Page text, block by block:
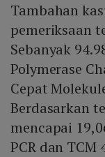
Tambahan
pemeriksaan
Sebanyak
Polymerase
Cepat
Berdasarkan
mencapai
PCR dan